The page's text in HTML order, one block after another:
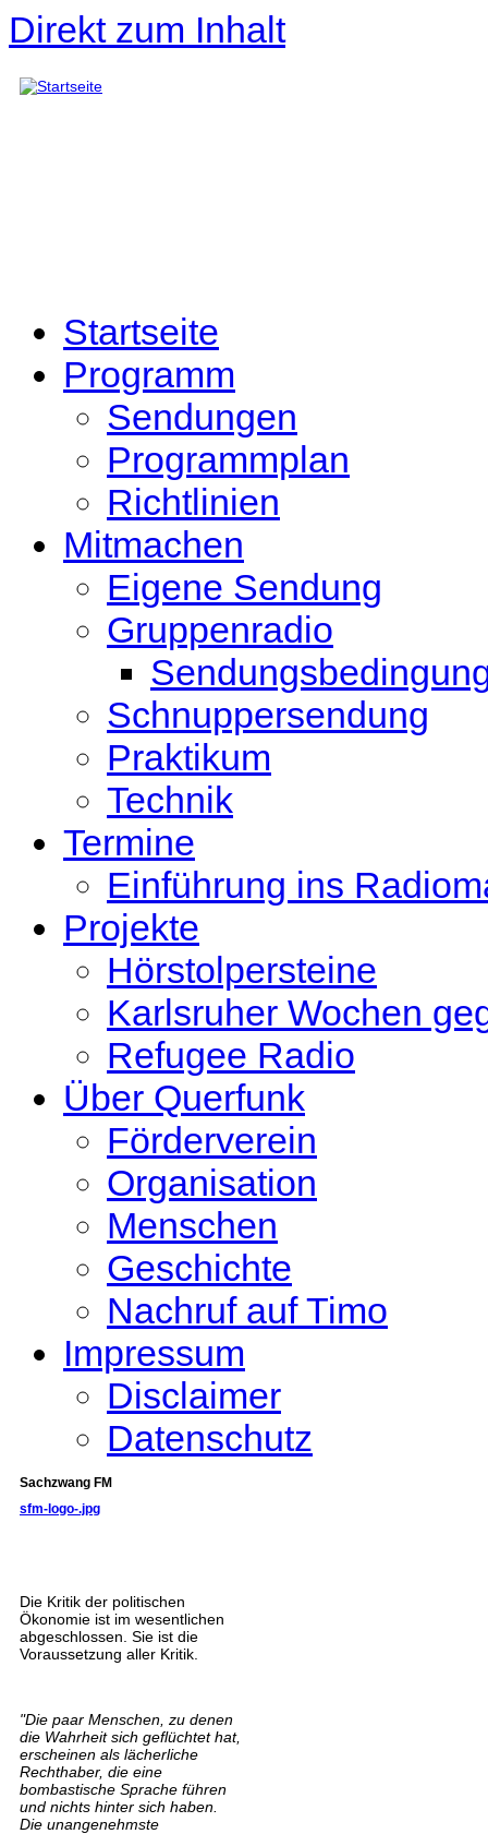
Direkt zum Inhalt
Startseite
Programm
Sendungen
Programmplan
Richtlinien
Mitmachen
Eigene Sendung
Gruppenradio
Schnuppersendung
Praktikum
Technik
Termine
Einführung ins
Projekte
Hörstolpersteine
Karlsruher Wochen
Refugee Radio
Über Querfunk
Förderverein
Organisation
Menschen
Geschichte
Nachruf auf Timo
Impressum
Disclaimer
Datenschutz
Sachzwang FM
sfm-logo-.jpg
Die Kritik der politischen
Ökonomie ist im wesentlichen
abgeschlossen. Sie ist die
Voraussetzung aller Kritik.
"Die paar Menschen, zu denen
die Wahrheit sich geflüchtet hat,
erscheinen als lächerliche
Rechthaber, die eine
bombastische Sprache führen
und nichts hinter sich haben.
Die unangenehmste